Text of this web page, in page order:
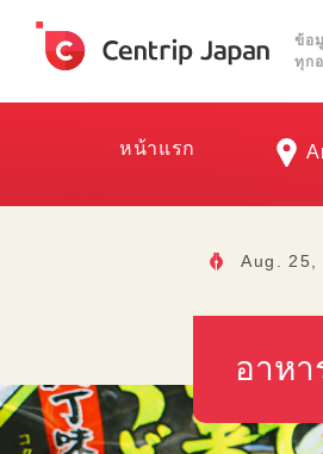
ข้อ
ทุก
หน้าแรก
Aug. 25,
อาห